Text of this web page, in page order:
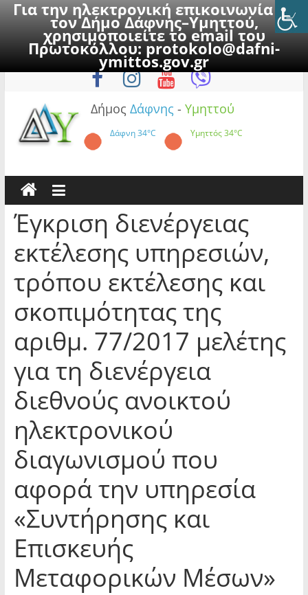
Για την ηλεκτρονική επικοινωνία με
τον Δήμο Δάφνης–Υμηττού,
χρησιμοποιείτε το email του
Πρωτοκόλλου:protokolo@dafni-
ymittos.gov.gr
to
Σάββατο, 8 Αυγούστου 2026
Δήμος Δάφνης - Υμηττού
Δάφνη34°C Υμηττός34°C
Έγκριση διενέργειας
εκτέλεσης υπηρεσιών,
τρόπου εκτέλεσης και
σκοπιμότητας της
αριθμ. 77/2017 μελέτης
για τη διενέργεια
διεθνούς ανοικτού
ηλεκτρονικού
διαγωνισμού που
αφορά την υπηρεσία
«Συντήρησης και
Επισκευής
Μεταφορικών Μέσων»